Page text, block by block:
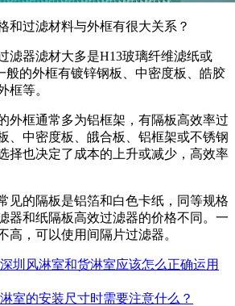
和过滤材料与外框有很大关系？
滤器滤材大多是H13玻璃纤维滤纸或
般的外框有镀锌钢板、中密度板、皓胶
框等。
外框通常多为铝框架，有隔板高效率过
、中密度板、皒合板、铝框架或不锈钢
择也决定了成本的上升或减少，高效率
见的隔板是铝箔和白色卡纸，同等规格
器和纸隔板高效过滤器的价格不同。一
高，可以使用间隔片过滤器。
圳风淋室和货淋室应该怎么正确运用
室的安装尺寸时需要注意什么？